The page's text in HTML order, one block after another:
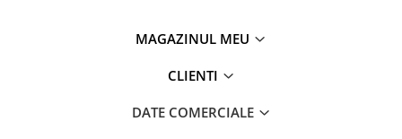
MAGAZINUL MEU
CLIENTI
DATE COMERCIALE